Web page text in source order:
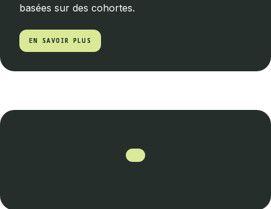
basées sur des cohortes.
EN SAVOIR PLUS
EN SAVOIR PLUS